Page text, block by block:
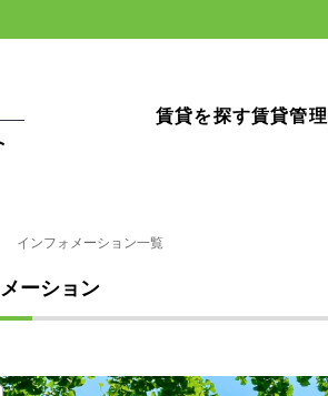
賃貸を探す賃貸管理
インフォメーション一覧
ーション